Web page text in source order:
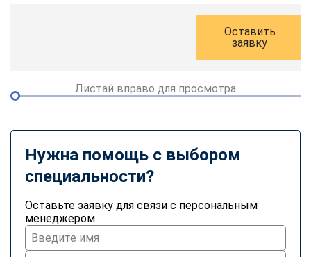
Оставить
заявку
Листай вправо для просмотра
Нужна помощь с выбором
специальности?
Оставьте заявку для связи с персональным
менеджером
online
Мессенджеры
Свяжитесь с нами через любой удобный мессенджер!